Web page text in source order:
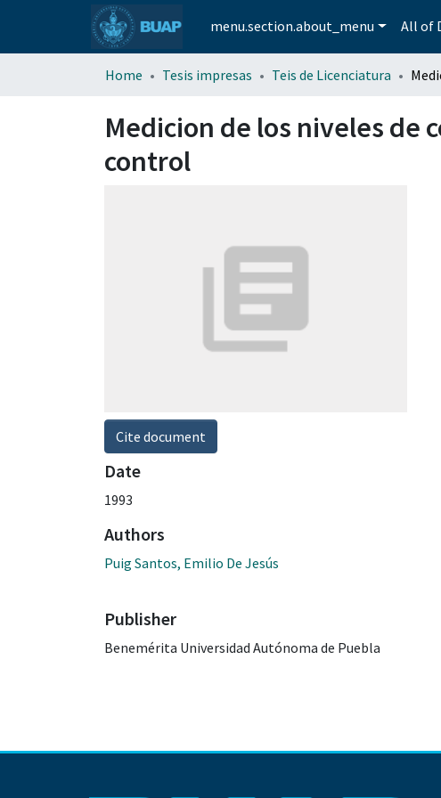
menu.section.about_menu All of
Home Tesis impresas Teis de Licenciatura
Medicion de los niveles de
control
Cite document
Date
1993
Authors
Puig Santos, Emilio De Jesús
Publisher
Benemérita Universidad Autónoma de Puebla